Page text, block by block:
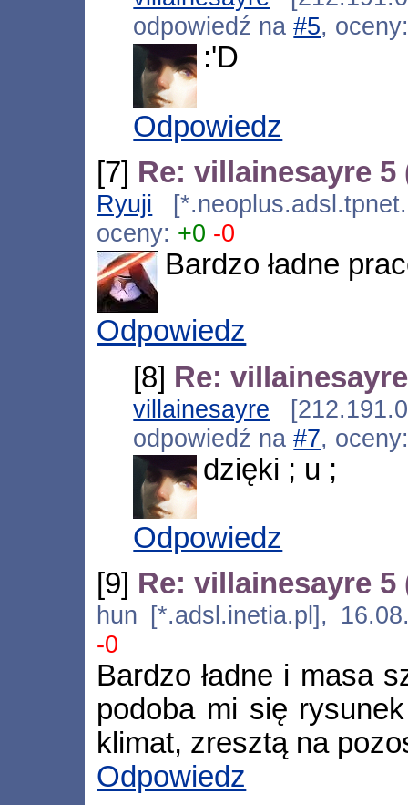
odpowiedź na#5,
:'D
Odpowiedz
[7] Re: villainesayre 5
Ryuji
oceny: +0 -0
Bardzo ładne
Odpowiedz
[8] Re:
villainesayre
odpowiedź na#7,
dzięki ; u ;
Odpowiedz
[9] Re: villainesayre 5
hun [*.adsl.inetia.pl],
-0
Bardzo ładne i masa
podoba mi się
klimat, zresztą na
Odpowiedz